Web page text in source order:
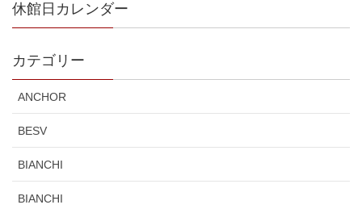
休館日カレンダー
カテゴリー
ANCHOR
BESV
BIANCHI
BIANCHI